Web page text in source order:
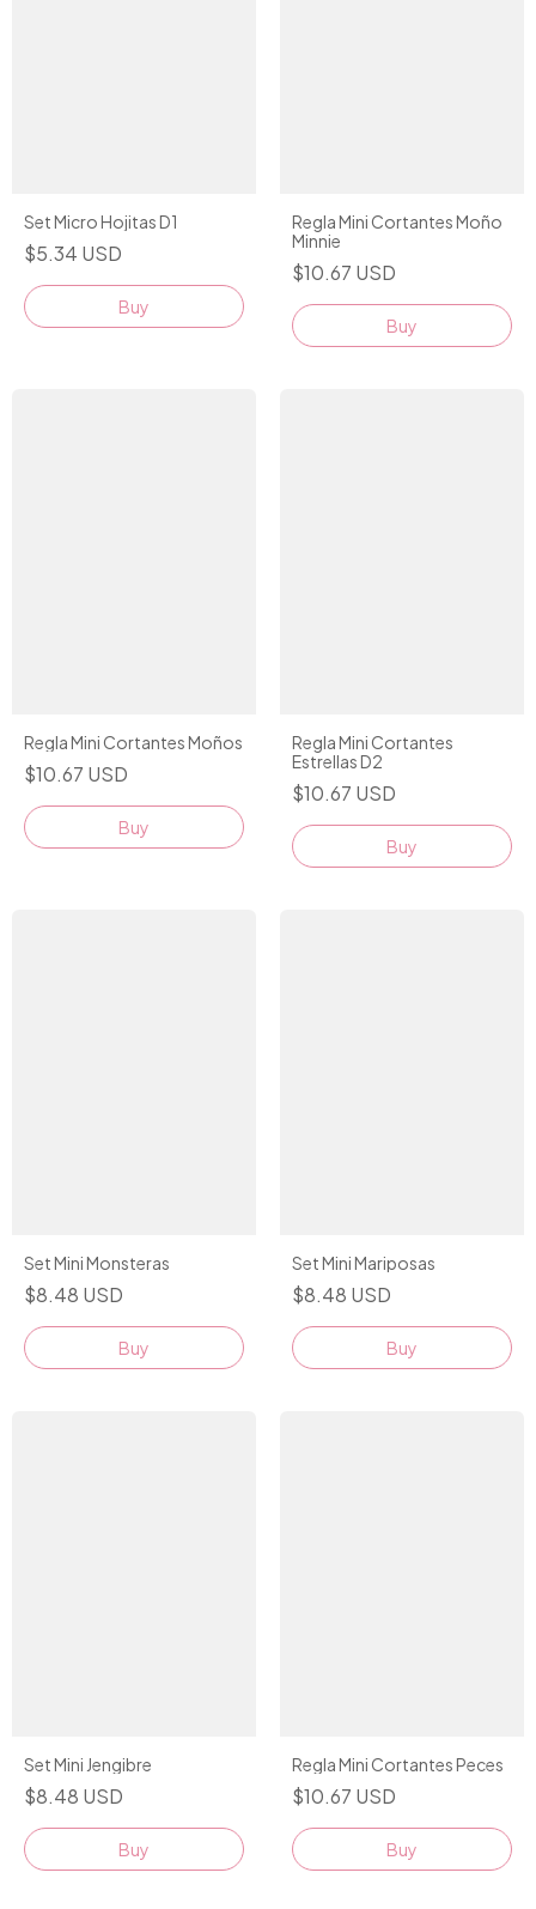
Set Micro Hojitas D1
$5.34 USD
Regla Mini Cortantes Moño
Minnie
$10.67 USD
Regla Mini Cortantes Moños
$10.67 USD
Regla Mini Cortantes
Estrellas D2
$10.67 USD
Set Mini Monsteras
$8.48 USD
Set Mini Mariposas
$8.48 USD
Set Mini Jengibre
$8.48 USD
Regla Mini Cortantes Peces
$10.67 USD